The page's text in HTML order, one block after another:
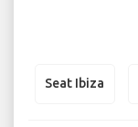
Seat Ibiza